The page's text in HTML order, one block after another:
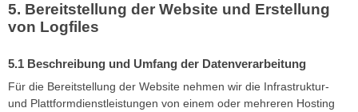
Bereitstellung der Website und Erstellung
von Logfiles
Beschreibung und Umfang der Datenverarbeitung
Für die Bereitstellung der Website nehmen wir die Infrastruktur-
und Plattformdienstleistungen von einem oder mehreren Hosting